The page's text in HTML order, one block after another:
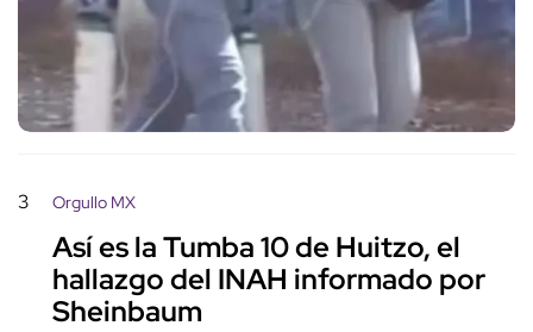
3 Orgullo MX
Así es la Tumba 10 de Huitzo, el
hallazgo del INAH informado por
Sheinbaum